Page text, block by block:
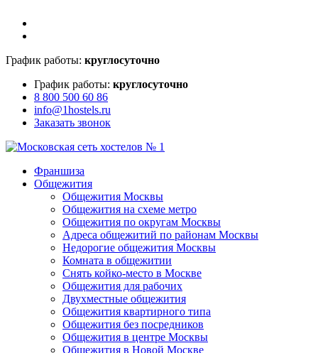
График работы: круглосуточно
График работы: круглосуточно
8 800 500 60 86
info@1hostels.ru
Заказать звонок
Франшиза
Общежития
Общежития Москвы
Общежития на схеме метро
Общежития по округам Москвы
Адреса общежитий по районам Москвы
Недорогие общежития Москвы
Комната в общежитии
Снять койко-место в Москве
Общежития для рабочих
Двухместные общежития
Общежития квартирного типа
Общежития без посредников
Общежития в центре Москвы
Общежития в Новой Москве